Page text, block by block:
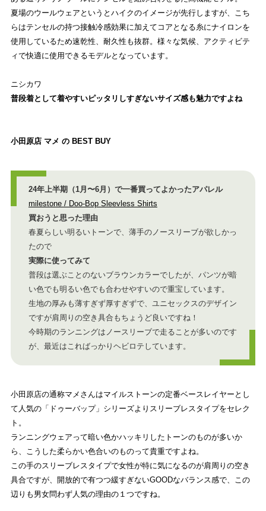
夏場のウールウェアというとハイクのイメージが先行しますが、こち
らはテンセルの持つ接触冷感効果に加えてコアとなる糸にナイロンを
使用しているため速乾性、耐久性も抜群。様々な気候、アクティビテ
ィで快適に使用できるモデルとなっています。
ニシカワ
普段着として着やすいピッタリしすぎないサイズ感も魅力ですよね
小田原店 マメ の BEST BUY
24年上半期（1月〜6月）で一番買ってよかったアパレル
milestone / Doo-Bop Sleevless Shirts
買おうと思った理由
春夏らしい明るいトーンで、薄手のノースリーブが欲しかっ
たので
実際に使ってみて
普段は選ぶことのないブラウンカラーでしたが、パンツが暗
い色でも明るい色でも合わせやすいので重宝しています。
生地の厚みも薄すぎず厚すぎずで、ユニセックスのデザイン
ですが肩周りの空き具合もちょうど良いですね！
今時期のランニングはノースリーブで走ることが多いのです
が、最近はこればっかりヘビロテしています。
小田原店の通称マメさんはマイルストーンの定番ベースレイヤーとし
て人気の「ドゥーバップ」シリーズよりスリーブレスタイプをセレク
ト。
ランニングウェアって暗い色かハッキリしたトーンのものが多いか
ら、こうした柔らかい色合いのものって貴重ですよね。
この手のスリーブレスタイプで女性が特に気になるのが肩周りの空き
具合ですが、開放的で有つつ緩すぎないGOODなバランス感で、この
辺りも男女問わず人気の理由の１つですね。